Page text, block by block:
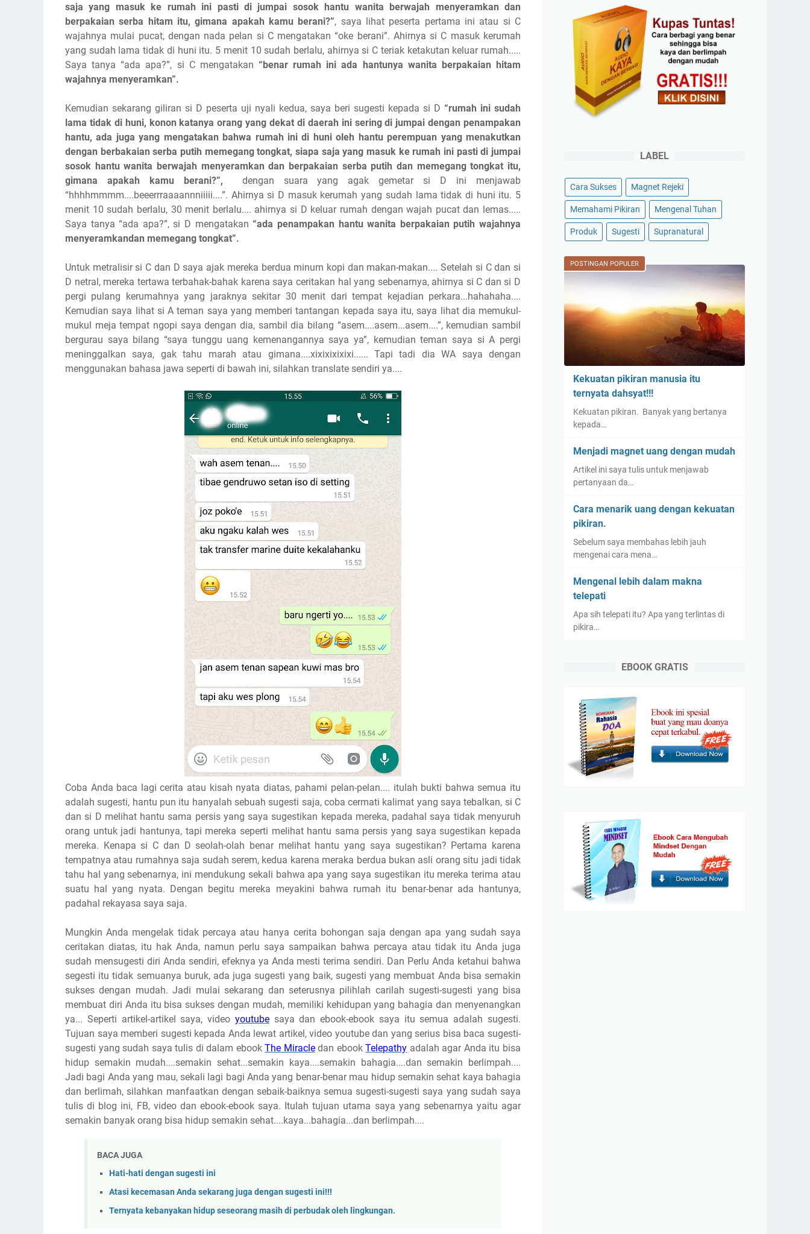
saja yang masuk ke rumah ini pasti di jumpai sosok hantu wanita berwajah menyeramkan dan
berpakaian serba hitam itu, gimana apakah kamu berani?”, saya lihat peserta pertama ini atau si C
wajahnya mulai pucat, dengan nada pelan si C mengatakan “oke berani”. Ahirnya si C masuk kerumah
yang sudah lama tidak di huni itu. 5 menit 10 sudah berlalu, ahirnya si C teriak ketakutan keluar rumah.....
Saya tanya “ada apa?”, si C mengatakan “benar rumah ini ada hantunya wanita berpakaian hitam
wajahnya menyeramkan”.
Kemudian sekarang giliran si D peserta uji nyali kedua, saya beri sugesti kepada si D “rumah ini sudah
lama tidak di huni, konon katanya orang yang dekat di daerah ini sering di jumpai dengan penampakan
hantu, ada juga yang mengatakan bahwa rumah ini di huni oleh hantu perempuan yang menakutkan
dengan berbakaian serba putih memegang tongkat, siapa saja yang masuk ke rumah ini pasti di jumpai
sosok hantu wanita berwajah menyeramkan dan berpakaian serba putih dan memegang tongkat itu,
gimana apakah kamu berani?”, dengan suara yang agak gemetar si D ini menjawab
“hhhhmmmm....beeerrraaaannniiiii....”. Ahirnya si D masuk kerumah yang sudah lama tidak di huni itu. 5
menit 10 sudah berlalu, 30 menit berlalu.... ahirnya si D keluar rumah dengan wajah pucat dan lemas.....
Saya tanya “ada apa?”, si D mengatakan “ada penampakan hantu wanita berpakaian putih wajahnya
menyeramkandan memegang tongkat”.
Untuk metralisir si C dan D saya ajak mereka berdua minum kopi dan makan-makan.... Setelah si C dan si
D netral, mereka tertawa terbahak-bahak karena saya ceritakan hal yang sebenarnya, ahirnya si C dan si D
pergi pulang kerumahnya yang jaraknya sekitar 30 menit dari tempat kejadian perkara...hahahaha....
Kemudian saya lihat si A teman saya yang memberi tantangan kepada saya itu, saya lihat dia memukul-
mukul meja tempat ngopi saya dengan dia, sambil dia bilang “asem....asem...asem....”, kemudian sambil
bergurau saya bilang “saya tunggu uang kemenangannya saya ya”, kemudian teman saya si A pergi
meninggalkan saya, gak tahu marah atau gimana....xixixixixixi...... Tapi tadi dia WA saya dengan
menggunakan bahasa jawa seperti di bawah ini, silahkan translate sendiri ya....
Coba Anda baca lagi cerita atau kisah nyata diatas, pahami pelan-pelan.... itulah bukti bahwa semua itu
adalah sugesti, hantu pun itu hanyalah sebuah sugesti saja, coba cermati kalimat yang saya tebalkan, si C
dan si D melihat hantu sama persis yang saya sugestikan kepada mereka, padahal saya tidak menyuruh
orang untuk jadi hantunya, tapi mereka seperti melihat hantu sama persis yang saya sugestikan kepada
mereka. Kenapa si C dan D seolah-olah benar melihat hantu yang saya sugestikan? Pertama karena
tempatnya atau rumahnya saja sudah serem, kedua karena meraka berdua bukan asli orang situ jadi tidak
tahu hal yang sebenarnya, ini mendukung sekali bahwa apa yang saya sugestikan itu mereka terima atau
suatu hal yang nyata. Dengan begitu mereka meyakini bahwa rumah itu benar-benar ada hantunya,
padahal rekayasa saya saja.
Mungkin Anda mengelak tidak percaya atau hanya cerita bohongan saja dengan apa yang sudah saya
ceritakan diatas, itu hak Anda, namun perlu saya sampaikan bahwa percaya atau tidak itu Anda juga
sudah mensugesti diri Anda sendiri, efeknya ya Anda mesti terima sendiri. Dan Perlu Anda ketahui bahwa
segesti itu tidak semuanya buruk, ada juga sugesti yang baik, sugesti yang membuat Anda bisa semakin
sukses dengan mudah. Jadi mulai sekarang dan seterusnya pilihlah carilah sugesti-sugesti yang bisa
membuat diri Anda itu bisa sukses dengan mudah, memiliki kehidupan yang bahagia dan menyenangkan
ya... Seperti artikel-artikel saya, video youtubesaya dan ebook-ebook saya itu semua adalah sugesti.
Tujuan saya memberi sugesti kepada Anda lewat artikel, video youtube dan yang serius bisa baca sugesti-
sugesti yang sudah saya tulis di dalam ebookThe Miracledan ebookTelepathy adalah agar Anda itu bisa
hidup semakin mudah....semakin sehat...semakin kaya....semakin bahagia....dan semakin berlimpah....
Jadi bagi Anda yang mau, sekali lagi bagi Anda yang benar-benar mau hidup semakin sehat kaya bahagia
dan berlimah, silahkan manfaatkan dengan sebaik-baiknya semua sugesti-sugesti saya yang sudah saya
tulis di blog ini, FB, video dan ebook-ebook saya. Itulah tujuan utama saya yang sebenarnya yaitu agar
semakin banyak orang bisa hidup semakin sehat....kaya...bahagia...dan berlimpah....
BACA JUGA
Hati-hati dengan sugesti ini
Atasi kecemasan Anda sekarang juga dengan sugesti ini!!!
Ternyata kebanyakan hidup seseorang masih di perbudak oleh lingkungan.
LABEL
Cara Sukses Magnet Rejeki
Memahami Pikiran Mengenal Tuhan
Produk Sugesti Supranatural
POSTINGAN POPULER
Kekuatan pikiran manusia itu
ternyata dahsyat!!!
Kekuatan pikiran. Banyak yang bertanya
kepada…
Menjadi magnet uang dengan mudah
Artikel ini saya tulis untuk menjawab
pertanyaan da…
Cara menarik uang dengan kekuatan
pikiran.
Sebelum saya membahas lebih jauh
mengenai cara mena…
Mengenal lebih dalam makna
telepati
Apa sih telepati itu? Apa yang terlintas di
pikira…
EBOOK GRATIS